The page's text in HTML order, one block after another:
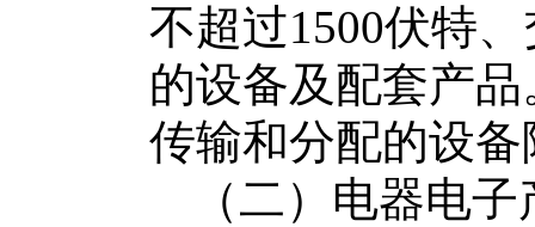
不超过1500伏特
的设备及配套产品
传输和分配的设备
（二） 电器电子